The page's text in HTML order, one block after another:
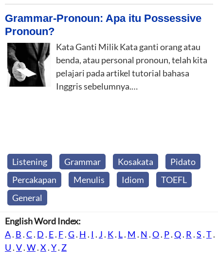
Grammar-Pronoun: Apa itu Possessive
Pronoun?
Kata Ganti Milik Kata ganti orang atau
benda, atau personal pronoun, telah kita
pelajari pada artikel tutorial bahasa
Inggris sebelumnya.…
Listening Grammar Kosakata
Pidato
Percakapan
Menulis Idiom
TOEFL
General
English Word Index:
A. B .C. D . E. F.G. H . I . J . K. L. M . N .O. P.Q. R .S .T.
U .V.W.X .Y. Z